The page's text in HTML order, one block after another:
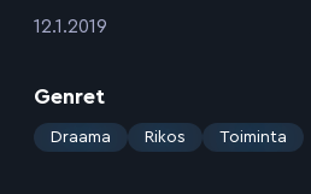
:12.1.2019
Genret
: Draama Rikos Toiminta